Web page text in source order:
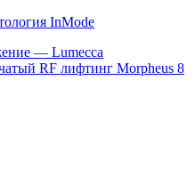
InMode
— Lumecca
RF лифтинг Morpheus 8